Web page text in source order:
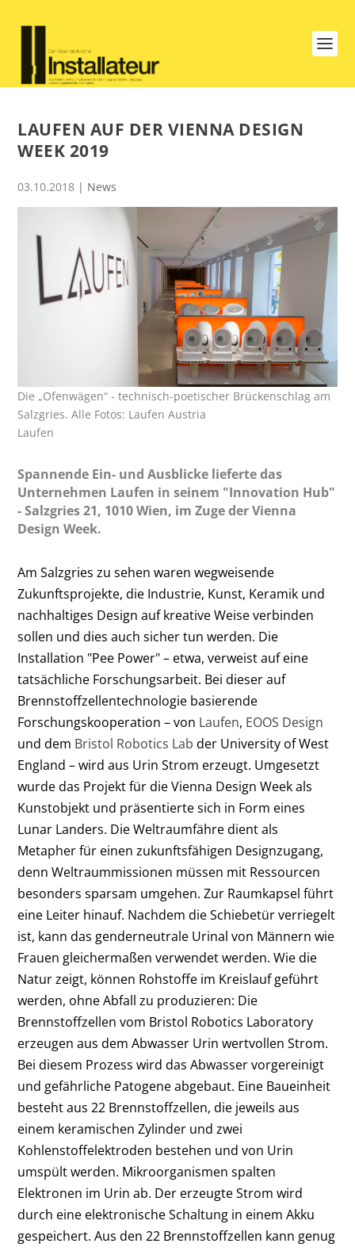
LAUFEN AUF DER VIENNA DESIGN
WEEK 2019
03.10.2018 | News
Die „Ofenwägen“ - technisch-poetischer Brückenschlag am
Salzgries. Alle Fotos: Laufen Austria
Laufen
Spannende Ein- und Ausblicke lieferte das
Unternehmen Laufen in seinem "Innovation Hub"
- Salzgries 21, 1010 Wien, im Zuge der Vienna
Design Week.
Am Salzgries zu sehen waren wegweisende
Zukunftsprojekte, die Industrie, Kunst, Keramik und
nachhaltiges Design auf kreative Weise verbinden
sollen und dies auch sicher tun werden. Die
Installation "Pee Power" – etwa, verweist auf eine
tatsächliche Forschungsarbeit. Bei dieser auf
Brennstoffzellentechnologie basierende
Forschungskooperation – von Laufen, EOOS Design
und dem Bristol Robotics Labder University of West
England – wird aus Urin Strom erzeugt. Umgesetzt
wurde das Projekt für die Vienna Design Week als
Kunstobjekt und präsentierte sich in Form eines
Lunar Landers. Die Weltraumfähre dient als
Metapher für einen zukunftsfähigen Designzugang,
denn Weltraummissionen müssen mit Ressourcen
besonders sparsam umgehen. Zur Raumkapsel führt
eine Leiter hinauf. Nachdem die Schiebetür verriegelt
ist, kann das genderneutrale Urinal von Männern wie
Frauen gleichermaßen verwendet werden. Wie die
Natur zeigt, können Rohstoffe im Kreislauf geführt
werden, ohne Abfall zu produzieren: Die
Brennstoffzellen vom Bristol Robotics Laboratory
erzeugen aus dem Abwasser Urin wertvollen Strom.
Bei diesem Prozess wird das Abwasser vorgereinigt
und gefährliche Patogene abgebaut. Eine Baueinheit
besteht aus 22 Brennstoffzellen, die jeweils aus
einem keramischen Zylinder und zwei
Kohlenstoffelektroden bestehen und von Urin
umspült werden. Mikroorganismen spalten
Elektronen im Urin ab. Der erzeugte Strom wird
durch eine elektronische Schaltung in einem Akku
gespeichert. Aus den 22 Brennstoffzellen kann genug